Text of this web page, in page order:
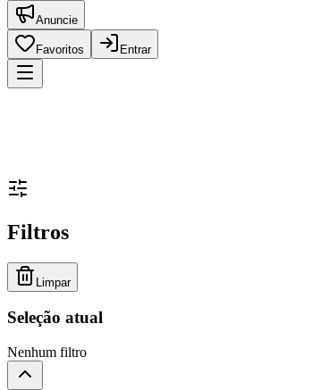
Anuncie
Favoritos Entrar
Filtros
Limpar
Seleção atual
Nenhum filtro